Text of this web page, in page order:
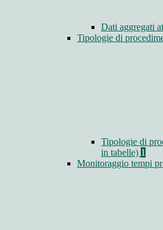
Dati aggregati
Tipologie di
Tipologie di
in tabelle) 1
Monitoraggio tempi